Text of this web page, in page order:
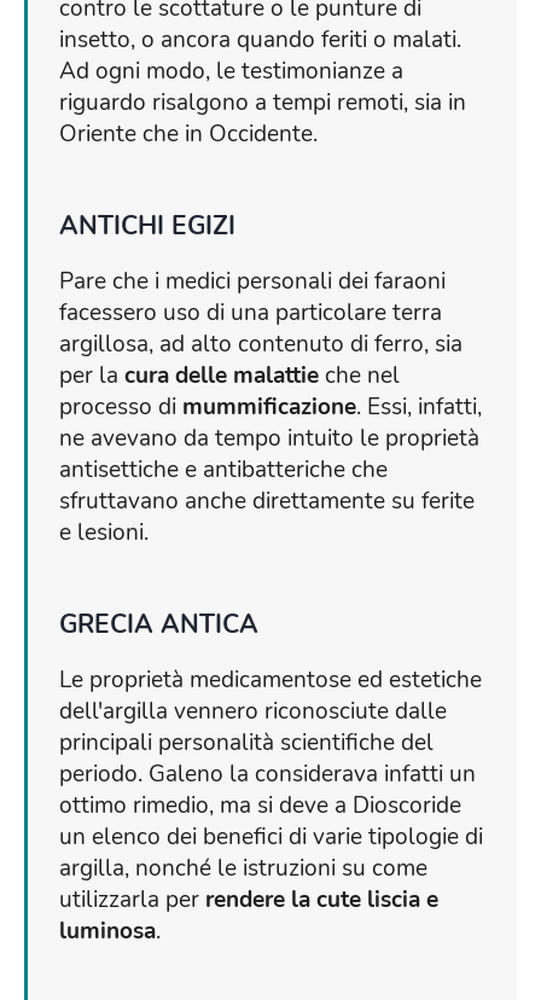
contro le scottature o le punture di
insetto, o ancora quando feriti o malati.
Ad ogni modo, le testimonianze a
riguardo risalgono a tempi remoti, sia in
Oriente che in Occidente.
ANTICHI EGIZI
Pare che i medici personali dei faraoni
facessero uso di una particolare terra
argillosa, ad alto contenuto di ferro, sia
per la cura delle malattie che nel
processo di mummificazione. Essi, infatti,
ne avevano da tempo intuito le proprietà
antisettiche e antibatteriche che
sfruttavano anche direttamente su ferite
e lesioni.
GRECIA ANTICA
Le proprietà medicamentose ed estetiche
dell'argilla vennero riconosciute dalle
principali personalità scientifiche del
periodo. Galeno la considerava infatti un
ottimo rimedio, ma si deve a Dioscoride
un elenco dei benefici di varie tipologie di
argilla, nonché le istruzioni su come
utilizzarla per rendere la cute liscia e
luminosa.